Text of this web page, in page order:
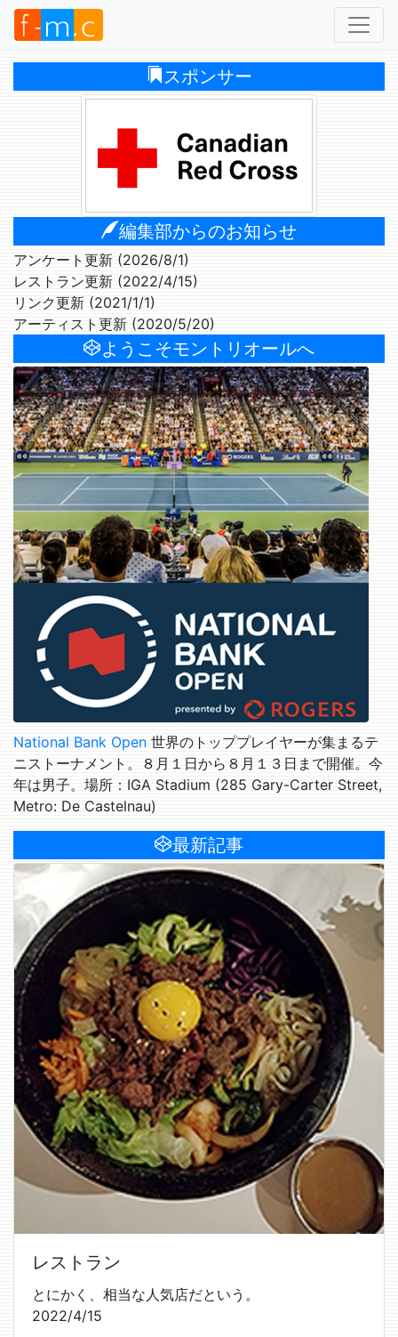
スポンサー
編集部からのお知らせ
アンケート更新 (2026/8/1)
レストラン更新 (2022/4/15)
リンク更新 (2021/1/1)
アーティスト更新 (2020/5/20)
ようこそモントリオールへ
National Bank Open 世界のトッププレイヤーが集まるテ
ニストーナメント。８月１日から８月１３日まで開催。今
年は男子。場所：IGA Stadium (285 Gary-Carter Street,
Metro: De Castelnau)
最新記事
レストラン
とにかく、相当な人気店だという。
2022/4/15